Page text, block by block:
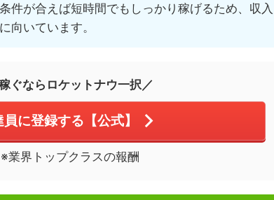
条件が合えば短時間でもしっかり稼げるため、収入
向いています。
ぐならロケットナウ一択／
に登録する【公式】
※業界トップクラスの報酬